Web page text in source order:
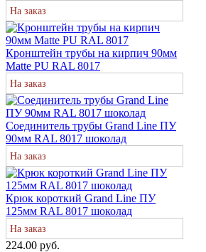
На заказ
Кронштейн трубы на кирпич 90мм
Matte PU RAL 8017
На заказ
Соединитель трубы Grand Line ПУ
90мм RAL 8017 шоколад
На заказ
Крюк короткий Grand Line ПУ
125мм RAL 8017 шоколад
На заказ
224.00 руб.